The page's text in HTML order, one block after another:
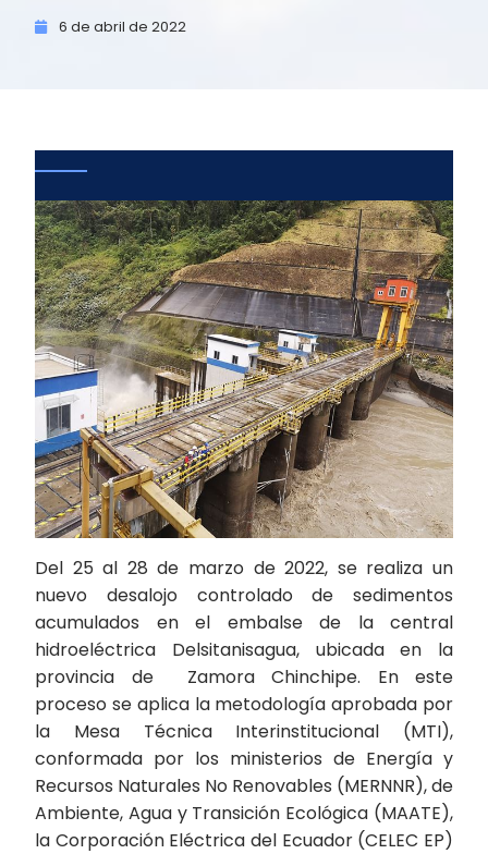
6 de abril de 2022
Del 25 al 28 de marzo de 2022, se realiza un
nuevo desalojo controlado de sedimentos
acumulados en el embalse de la central
hidroeléctrica Delsitanisagua, ubicada en la
provincia de Zamora Chinchipe. En este
proceso se aplica la metodología aprobada por
la Mesa Técnica Interinstitucional (MTI),
conformada por los ministerios de Energía y
Recursos Naturales No Renovables (MERNNR), de
Ambiente, Agua y Transición Ecológica (MAATE),
la Corporación Eléctrica del Ecuador (CELEC EP)